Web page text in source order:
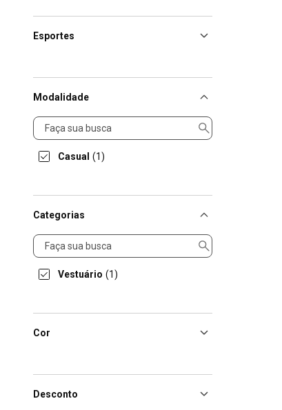
Esportes
Modalidade
Modalidade
Casual (1)
Categorias
Categorias
Vestuário (1)
Cor
Desconto